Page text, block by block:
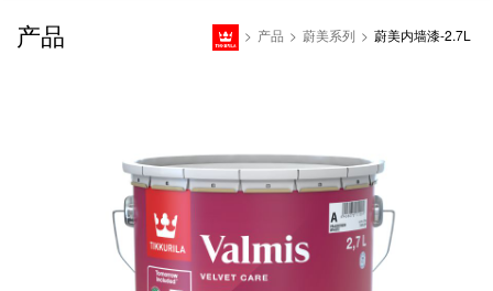
产品 > 产品 > 蔚美系列 > 蔚美内墙漆-2.7L